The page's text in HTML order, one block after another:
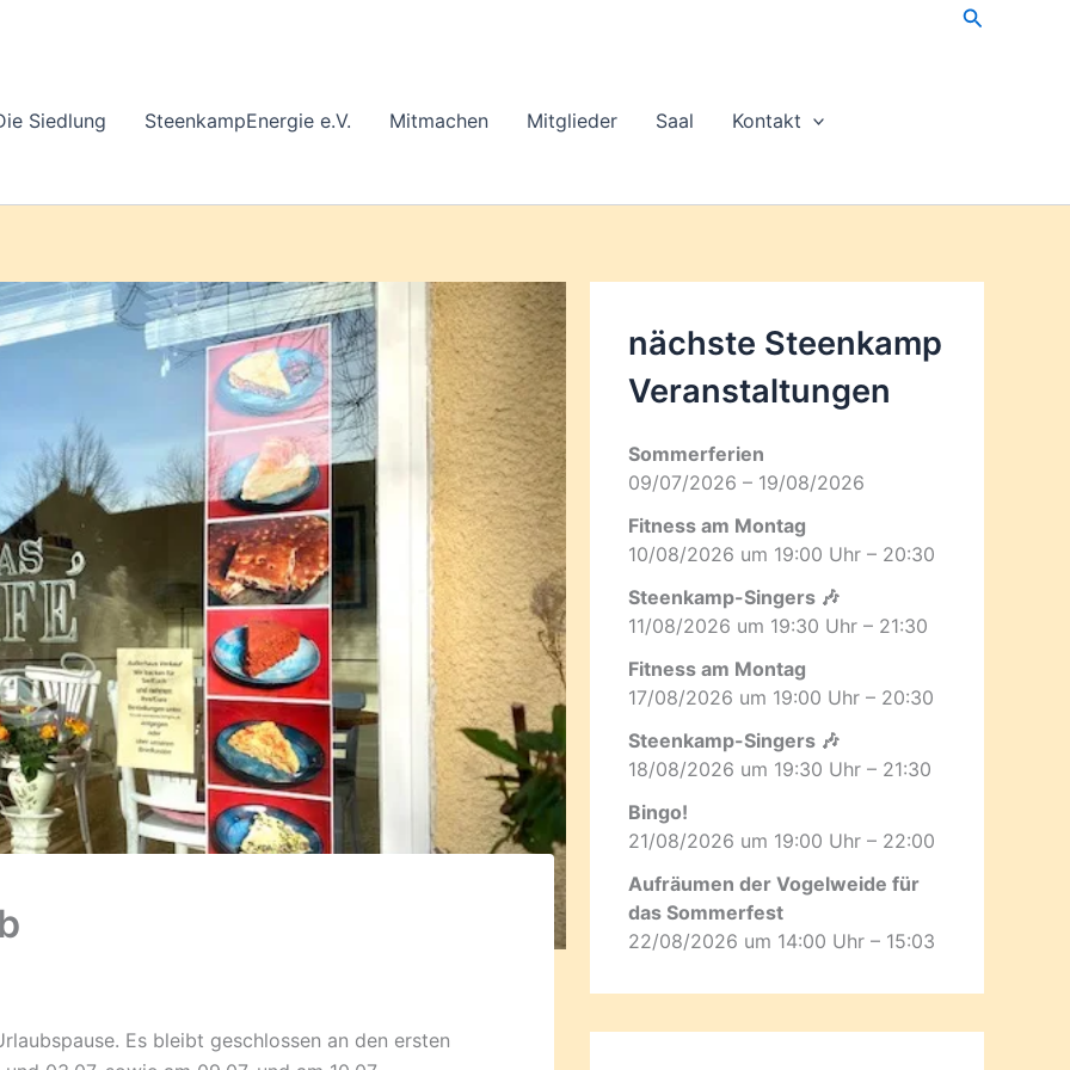
Suchen
Siedlung SteenkampEnergie e.V. Mitmachen Mitglieder Saal Kontakt
Es bleibt geschlossen an den ersten
nächste Steenkamp
Veran­staltungen
Sommerferien
09/07/2026 – 19/08/2026
Fitness am Montag
10/08/2026 um 19:00 Uhr – 20:30
Steenkamp-Singers 🎶
11/08/2026 um 19:30 Uhr – 21:30
Fitness am Montag
17/08/2026 um 19:00 Uhr – 20:30
Steenkamp-Singers 🎶
18/08/2026 um 19:30 Uhr – 21:30
Bingo!
21/08/2026 um 19:00 Uhr – 22:00
Aufräumen der Vogelweide für
das Sommerfest
22/08/2026 um 14:00 Uhr – 15:03